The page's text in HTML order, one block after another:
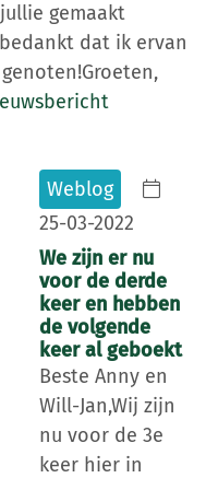
gemaakt
dat ik ervan
Weblog
25-03-2022
We zijn er nu
voor de derde
keer en hebben
de volgende
keer al geboekt
Beste Anny en
Will-Jan,Wij zijn
nu voor de 3e
keer hier in